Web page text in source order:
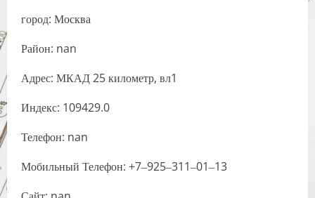
город: Москва
Район: nan
Адрес: МКАД 25 километр, вл1
Индекс: 109429.0
Телефон: nan
Мобильный Телефон: +7‒925‒311‒01‒13